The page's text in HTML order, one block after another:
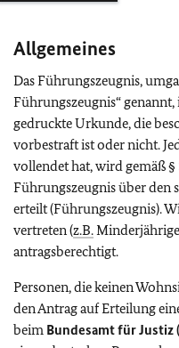
Allgemeines
Das Führungszeugnis,
Führungszeugnis“
gedruckte Urkunde, die
vorbestraft ist oder nicht.
vollendet hat, wird gemäß §
Führungszeugnis über den
erteilt (Führungszeugnis).
vertreten (z.B.
antragsberechtigt.
Personen, die keinen
den Antrag auf Erteilung
beim Bundesamt für Justiz